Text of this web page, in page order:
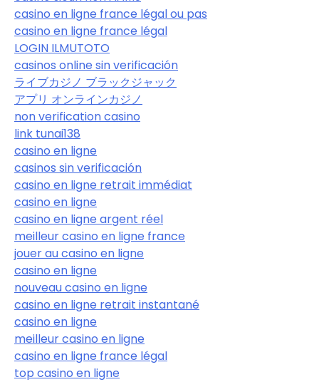
casino en ligne france légal ou pas
casino en ligne france légal
LOGIN ILMUTOTO
casinos online sin verificación
ライブカジノ ブラックジャック
アプリ オンラインカジノ
non verification casino
link tunai138
casino en ligne
casinos sin verificación
casino en ligne retrait immédiat
casino en ligne
casino en ligne argent réel
meilleur casino en ligne france
jouer au casino en ligne
casino en ligne
nouveau casino en ligne
casino en ligne retrait instantané
casino en ligne
meilleur casino en ligne
casino en ligne france légal
top casino en ligne